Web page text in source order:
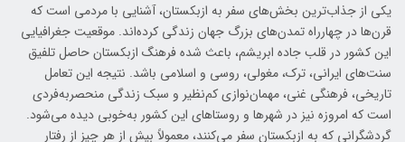
یکی از جذاب‌ترین بخش‌های سفر به ازبکستان، آشنایی با مردمی است که
قرن‌ها در چهارراه تمدن‌های بزرگ جهان زندگی کرده‌اند. موقعیت جغرافیایی
این کشور در قلب جاده ابریشم، باعث شده فرهنگ ازبکستان حاصل تلفیق
سنت‌های ایرانی، ترک، مغولی، روسی و اسلامی باشد. نتیجه این تعامل
تاریخی، فرهنگی غنی، مهمان‌نوازی کم‌نظیر و سبک زندگی منحصربه‌فردی
است که امروزه نیز در شهرها و روستاهای این کشور به‌خوبی دیده می‌شود.
گردشگرانی که به ازبکستان سفر می‌کنند، معمولاً بیش از هر چیز از رفتار